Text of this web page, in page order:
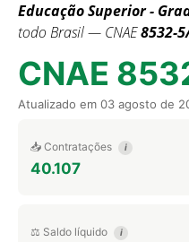
Educação Superior -
todo Brasil — CNAE8532-
CNAE
Atualizado em 03 agosto de
📥 Contratações i
40.107
⚖️ Saldo líquido i